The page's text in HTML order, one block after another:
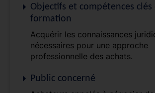
Objectifs et compétences clés
formation
Acquérir les connaissances
nécessaires pour une approche
professionnelle des achats.
Public concerné